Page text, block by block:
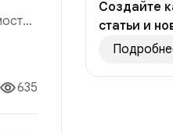
635
Создайте
статьи и